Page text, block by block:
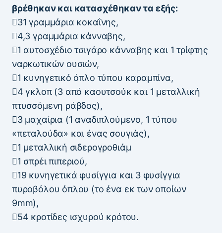
βρέθηκαν και κατασχέθηκαν τα εξής:
31 γραμμάρια κοκαΐνης,
4,3 γραμμάρια κάνναβης,
1 αυτοσχέδιο τσιγάρο κάνναβης και 1 τρίφτης
ναρκωτικών ουσιών,
1 κυνηγετικό όπλο τύπου καραμπίνα,
4 γκλοπ (3 από καουτσούκ και 1 μεταλλική
πτυσσόμενη ράβδος),
3 μαχαίρια (1 αναδιπλούμενο, 1 τύπου
«πεταλούδα» και ένας σουγιάς),
1 μεταλλική σιδερογροθιάμ
1 σπρέι πιπεριού,
19 κυνηγετικά φυσίγγια και 3 φυσίγγια
πυροβόλου όπλου (το ένα εκ των οποίων
9mm),
54 κροτίδες ισχυρού κρότου.